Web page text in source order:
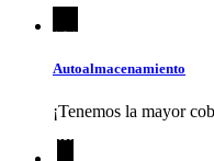
Autoalmacenamiento
¡Tenemos la mayor